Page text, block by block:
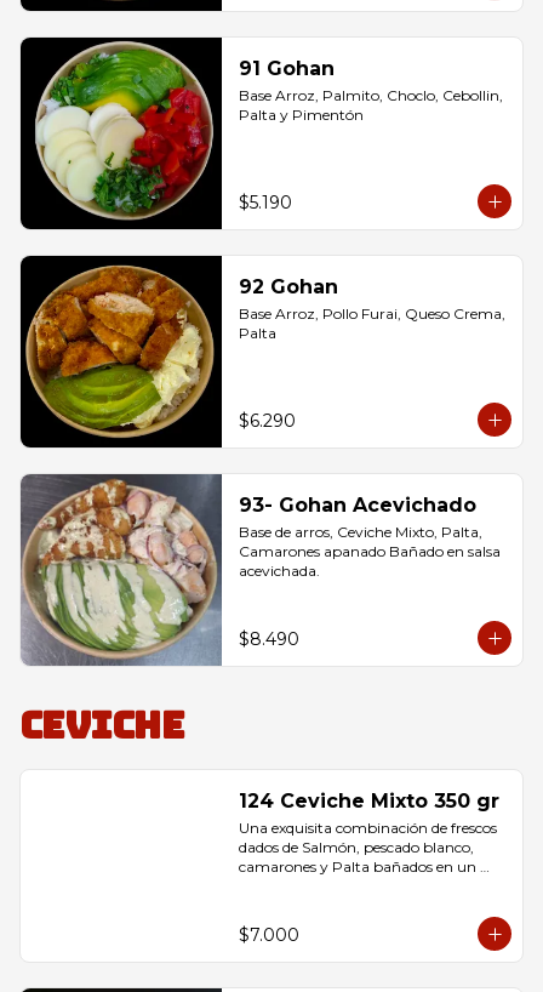
91 Gohan
Base Arroz, Palmito, Choclo, Cebollin,
Palta y Pimentón
$5.190
92 Gohan
Base Arroz, Pollo Furai, Queso Crema,
Palta
$6.290
93- Gohan Acevichado
Base de arros, Ceviche Mixto, Palta,
Camarones apanado Bañado en salsa
acevichada.
$8.490
Ceviche
124 Ceviche Mixto 350 gr
Una exquisita combinación de frescos
dados de Salmón, pescado blanco,
camarones y Palta bañados en un
$7.000